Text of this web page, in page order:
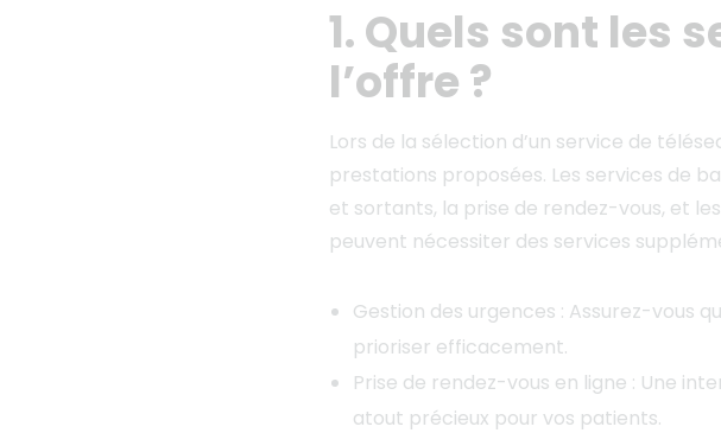
1. Quels sont les
l’offre ?
Lors de la sélection d’un service de
prestations proposées. Les services de
et sortants, la prise de rendez-vous, et
peuvent nécessiter des services
Gestion des urgences : Assurez-vous
prioriser efficacement.
Prise de rendez-vous en ligne : Une
atout précieux pour vos patients.